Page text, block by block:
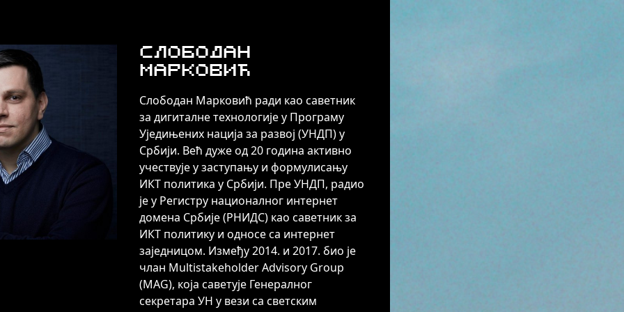
Слободан
Марковић
Слободан Марковић ради као саветник
за дигиталне технологије у Програму
Уједињених нација за развој (УНДП) у
Србији. Већ дуже од 20 година активно
учествује у заступању и формулисању
ИКТ политика у Србији. Пре УНДП, радио
је у Регистру националног интернет
домена Србије (РНИДС) као саветник за
ИКТ политику и односе са интернет
заједницом. Између 2014. и 2017. био је
члан Multistakeholder Advisory Group
(МАG), која саветује Генералног
секретара УН у вези са светским